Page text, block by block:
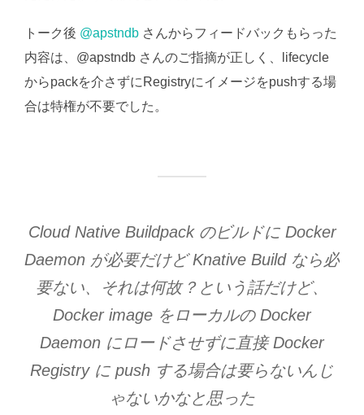
トーク後 @apstndb さんからフィードバックもらった
内容は、@apstndb さんのご指摘が正しく、lifecycle
からpackを介さずにRegistryにイメージをpushする場
合は特権が不要でした。
Cloud Native Buildpack のビルドに Docker
Daemon が必要だけど Knative Build なら必
要ない、それは何故？という話だけど、
Docker image をローカルの Docker
Daemon にロードさせずに直接 Docker
Registry に push する場合は要らないんじ
ゃないかなと思った